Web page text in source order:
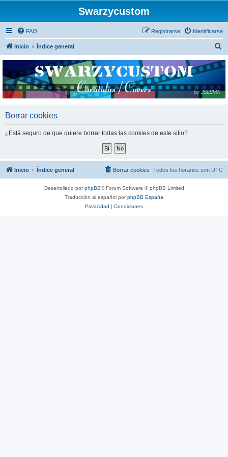
Swarzycustom
FAQ Identificarse
Registrarse
Inicio Índice general
c
Borrar cookies
¿Está seguro de que quiere borrar todas las cookies de este sitio?
Inicio Índice general Todos los horarios son UTC
Borrar cookies
Desarrollado porphpBB® Forum Software © phpBB Limited
Traducción al español porphpBB España
Privacidad | Condiciones